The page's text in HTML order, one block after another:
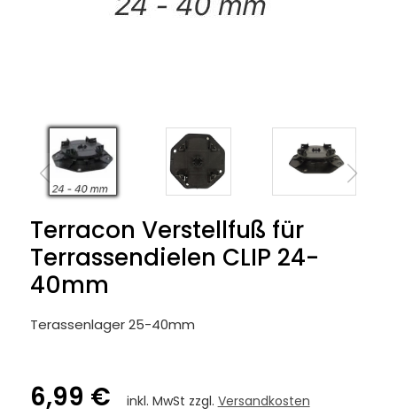
Terracon Verstellfuß für
Terrassendielen CLIP 24-
40mm
Terassenlager 25-40mm
6,99 € inkl. MwSt zzgl. Versandkosten